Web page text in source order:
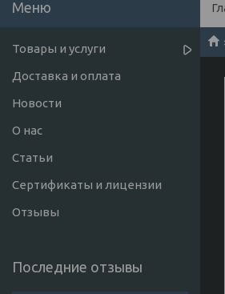
Товары и услуги
Доставка и оплата
Новости
О нас
Статьи
Сертификаты и лицензии
Отзывы